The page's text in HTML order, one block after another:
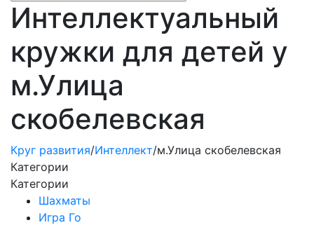
Интеллектуальный
кружки для детей у
м.Улица
скобелевская
Круг развития/Интеллект/м.Улица скобелевская
Категории
Категории
Шахматы
Игра Го